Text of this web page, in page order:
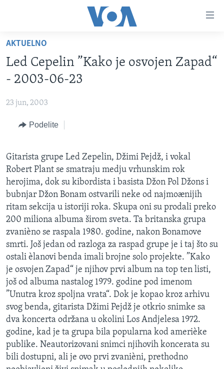
glavni
sadržaj
glavnu
navigaciju
NASLOVNA
BALKAN
GLOBALNE TEME
NAUKA I TEHNOLOGIJA
MEDICINA
KULTURA
DRUŠTVO
SPORT
INTERVJU
OTVORENI STUDIO
IZ AMERIKE
Jezici
AKTUELNO
Led Cepelin ”Kako je osvojen Zapad“
- 2003-06-23
23 jun, 2003
Podelite
Gitarista grupe Led Zepelin, Džimi Pejdž, i vokal
Robert Plant se smatraju medju vrhunskim rok
herojima, dok su kibordista i basista Džon Pol Džons i
bubnjar Džon Bonam ostvarili neke od najmoænijih
ritam sekcija u istoriji roka. Skupa oni su prodali preko
200 miliona albuma širom sveta. Ta britanska grupa
zvanièno se raspala 1980. godine, nakon Bonamove
smrti. Još jedan od razloga za raspad grupe je i taj što su
ostali èlanovi benda imali brojne solo projekte. ”Kako
je osvojen Zapad“ je njihov prvi album na top ten listi,
još od albuma nastalog 1979. godine pod imenom
”Unutra kroz spoljna vrata“. Dok je kopao kroz arhivu
svog benda, gitarista Džimi Pejdž je otkrio snimke sa
dva koncerta održana u okolini Los Andjelesa 1972.
godine, kad je ta grupa bila popularna kod amerièke
publike. Neautorizovani snimci njihovih koncerata su
bili dostupni, ali je ovo prvi zvanièni, prethodno